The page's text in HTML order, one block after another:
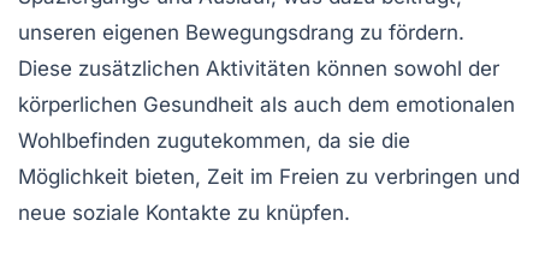
unseren eigenen Bewegungsdrang zu fördern.
Diese zusätzlichen Aktivitäten können sowohl der
körperlichen Gesundheit als auch dem emotionalen
Wohlbefinden zugutekommen, da sie die
Möglichkeit bieten, Zeit im Freien zu verbringen und
neue soziale Kontakte zu knüpfen.